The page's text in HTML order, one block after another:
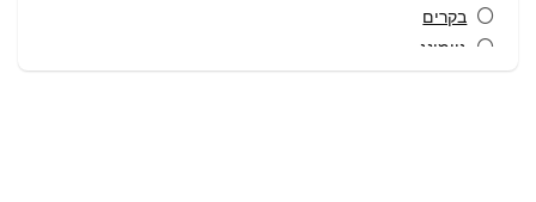
בקרים
גיימינג